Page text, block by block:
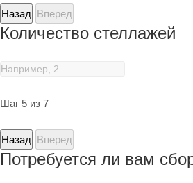
Назад Вперед
Количество стеллажей
Шаг 5 из 7
Назад Вперед
Потребуется ли вам